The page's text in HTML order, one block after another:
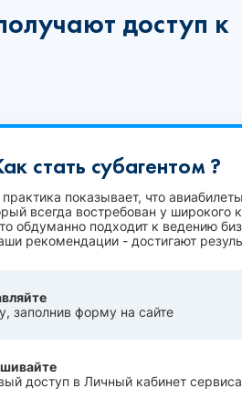
доступ к
стать субагентом ?
показывает, что
всегда востребован у широкого
обдуманно подходит к ведению
рекомендации - достигают
заполнив форму на сайте
доступ в Личный кабинет сервиса